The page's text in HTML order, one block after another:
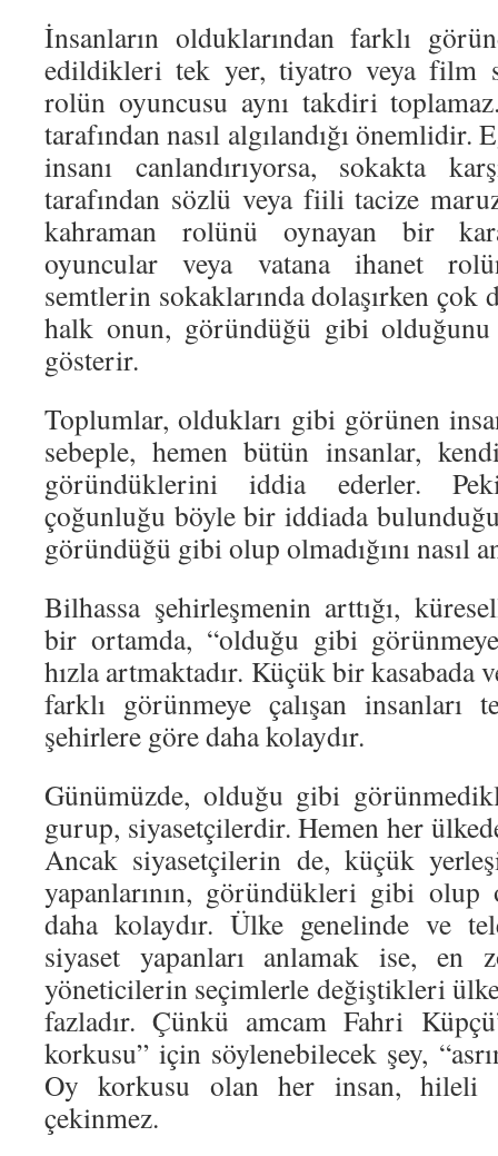
İnsanların olduklarından farklı
edildikleri tek yer, tiyatro veya film
rolün oyuncusu aynı takdiri
tarafından nasıl algılandığı
insanı canlandırıyorsa, sokakta
tarafından sözlü veya fiili tacize
kahraman rolünü oynayan bir
oyuncular veya vatana ihanet
semtlerin sokaklarında dolaşırken
halk onun, göründüğü gibi
gösterir.
Toplumlar, oldukları gibi görünen
sebeple, hemen bütün insanlar,
göründüklerini iddia ederler.
çoğunluğu böyle bir iddiada
göründüğü gibi olup olmadığını nasıl
Bilhassa şehirleşmenin arttığı,
bir ortamda, “olduğu gibi
hızla artmaktadır. Küçük bir kasabada
farklı görünmeye çalışan insanları
şehirlere göre daha kolaydır.
Günümüzde, olduğu gibi
gurup, siyasetçilerdir. Hemen her
Ancak siyasetçilerin de, küçük
yapanlarının, göründükleri gibi olup
daha kolaydır. Ülke genelinde ve
siyaset yapanları anlamak ise, en
yöneticilerin seçimlerle değiştikleri
fazladır. Çünkü amcam Fahri
korkusu” için söylenebilecek şey,
Oy korkusu olan her insan, hileli
çekinmez.